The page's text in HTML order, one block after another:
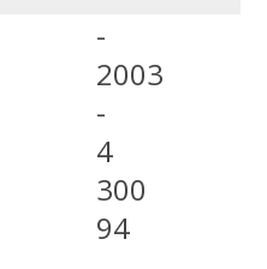
-
2003
-
4
300
94